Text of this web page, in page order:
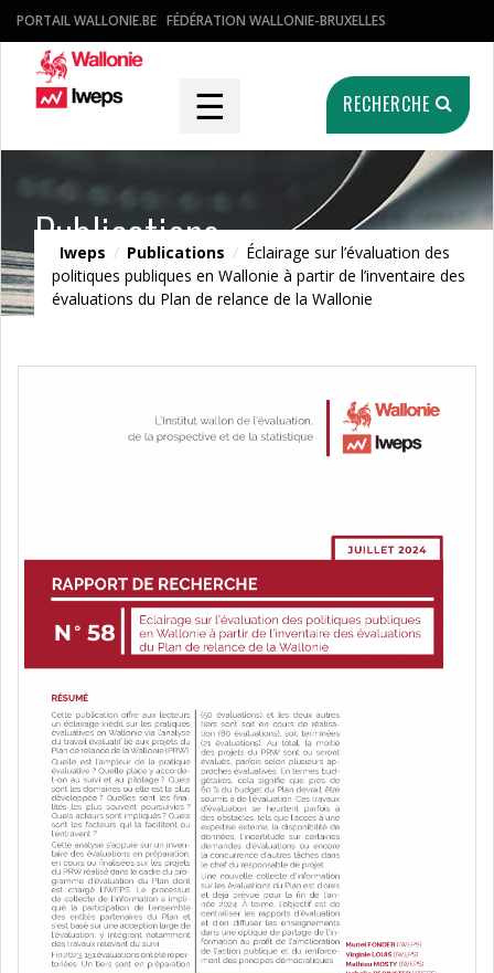
PORTAIL WALLONIE.BE FÉDÉRATION WALLONIE-BRUXELLES
☰ RECHERCHE
Publications
Iweps / Publications / Éclairage sur l’évaluation des
politiques publiques en Wallonie à partir de l’inventaire des
évaluations du Plan de relance de la Wallonie